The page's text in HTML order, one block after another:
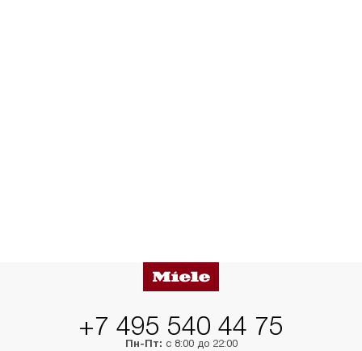
+7 495 540 44 75
Пн-Пт: с 8:00 до 22:00